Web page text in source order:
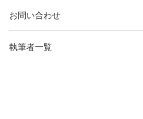
お問い合わせ
執筆者一覧